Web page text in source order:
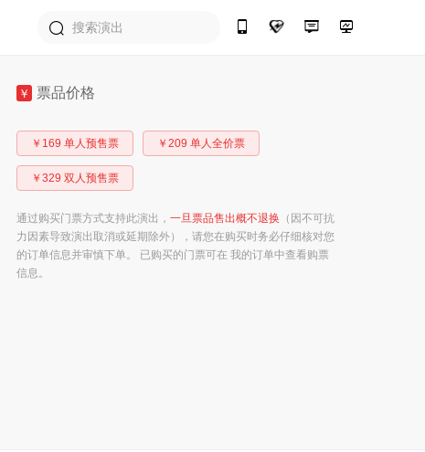
￥ 票品价格
￥169 单人预售票 ￥209 单人全价票
￥329 双人预售票
通过购买门票方式支持此演出， 一旦票品售出概不退换 （因不可抗
力因素导致演出取消或延期除外），请您在购买时务必仔细核对您
的订单信息并审慎下单。 已购买的门票可在 我的订单中查看购票
信息。